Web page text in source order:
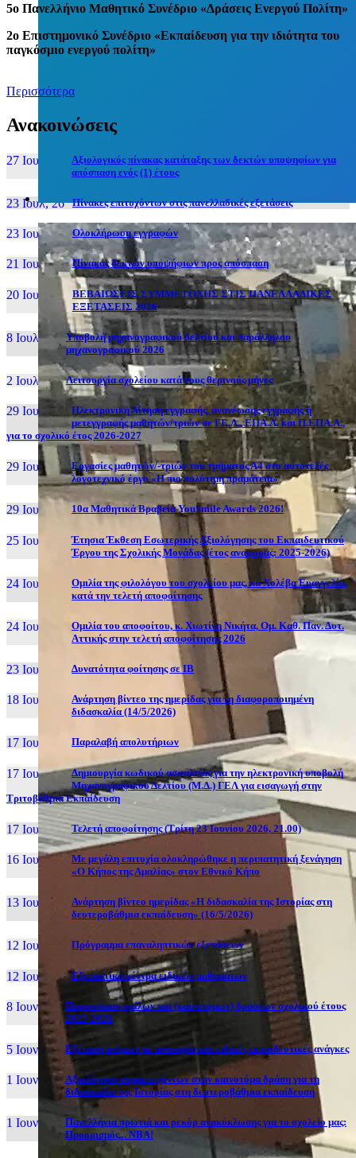
5o Πανελλήνιο Μαθητικό Συνέδριο «Δράσεις Ενεργού Πολίτη»
2ο Επιστημονικό Συνέδριο «Εκπαίδευση για την ιδιότητα του
παγκόσμιο ενεργού πολίτη»
Περισσότερα
Ανακοινώσεις
27 Ιουν, 26
Αξιολογικός πίνακας κατάταξης των δεκτών υποψηφίων για
απόσπαση ενός (1) έτους
23 Ιουλ, 26 Πίνακες επιτυχόντων στις πανελλαδικές εξετάσεις
23 Ιουλ, 26 Ολοκλήρωση εγγραφών
21 Ιουλ, 26 Πίνακας δεκτών υποψήφιων προς απόσπαση
20 Ιουλ, 26
ΒΕΒΑΙΩΣΕΙΣ ΣΥΜΜΕΤΟΧΗΣ ΣΤΙΣ ΠΑΝΕΛΛΑΔΙΚΕΣ
ΕΞΕΤΑΣΕΙΣ 2026
8 Ιουλ, 26
Υποβολή μηχανογραφικού δελτίου και παράλληλου
μηχανογραφικού 2026
2 Ιουλ, 26 Λειτουργία σχολείου κατά τους θερινούς μήνες
29 Ιουν, 26
Ηλεκτρονική Αίτηση εγγραφής, ανανέωσης εγγραφής ή
μετεγγραφής μαθητών/τριών σε ΓΕ.Λ., ΕΠΑ.Λ. και Π.ΕΠΑ.Λ.,
για το σχολικό έτος 2026-2027
29 Ιουν, 26
Εργασίες μαθητών/-τριών του τμήματος Α4 στο αυτοτελές
λογοτεχνικό έργο «Η πιο πολύτιμη πραμάτεια»
29 Ιουν, 26 10α Μαθητικά Βραβεία YouSmile Awards 2026!
25 Ιουν, 26
Έτησια Έκθεση Εσωτερικής Αξιολόγησης του Εκπαιδευτικού
Έργου της Σχολικής Μονάδας (έτος αναφοράς: 2025-2026)
24 Ιουν, 26
Ομιλία της φιλολόγου του σχολείου μας, κα Χολέβα Ευαγγελία,
κατά την τελετή αποφοίτησης
24 Ιουν, 26
Ομιλία του αποφοίτου, κ. Χιωτίνη Νικήτα, Ομ. Καθ. Παν. Δυτ.
Αττικής στην τελετή αποφοίτησης 2026
23 Ιουν, 26 Δυνατότητα φοίτησης σε ΙΒ
18 Ιουν, 26
Ανάρτηση βίντεο της ημερίδας για τη διαφοροποιημένη
διδασκαλία (14/5/2026)
17 Ιουν, 26 Παραλαβή απολυτήριων
17 Ιουν, 26
Δημιουργία κωδικού ασφαλείας για την ηλεκτρονική υποβολή
Μηχανογραφικού Δελτίου (Μ.Δ.) ΓΕΛ για εισαγωγή στην
Τριτοβάθμια Εκπαίδευση
17 Ιουν, 26 Τελετή αποφοίτησης (Τρίτη 23 Ιουνίου 2026, 21.00)
16 Ιουν, 26
Με μεγάλη επιτυχία ολοκληρώθηκε η περιπατητική ξενάγηση
«Ο Κήπος της Αμαλίας» στον Εθνικό Κήπο
13 Ιουν, 26
Ανάρτηση βίντεο ημερίδας «Η διδασκαλία της Ιστορίας στη
δευτεροβάθμια εκπαίδευση» (16/5/2026)
12 Ιουν, 26 Πρόγραμμα επαναληπτικών εξετάσεων
12 Ιουν, 26 Εξεταστικά κέντρα ειδικών μαθημάτων
8 Ιουν, 26
Παρουσίαση ομίλων και (καινοτόμων) δράσεων σχολικού έτους
2025-2026
5 Ιουν, 26 Εξέταση ατόμων με αναπηρία και ειδικές εκπαιδευτικές ανάγκες
1 Ιουν, 26
Αξιολόγηση συμμετεχόντων στην καινοτόμα δράση για τη
διδασκαλία της Ιστορίας στη δευτεροβάθμια εκπαίδευση
1 Ιουν, 26
Πανελλήνια πρωτιά και ρεκόρ ανακύκλωσης για το σχολείο μας:
Προορισμός... NBA!